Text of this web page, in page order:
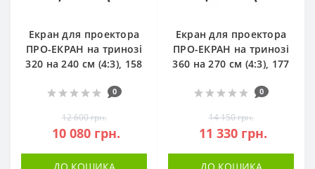
Екран для проектора
ПРО-ЕКРАН на тринозі
320 на 240 см (4:3), 158
0
12 600 грн.
10 080 грн.
Екран для проектора
ПРО-ЕКРАН на тринозі
360 на 270 см (4:3), 177
0
14 150 грн.
11 330 грн.